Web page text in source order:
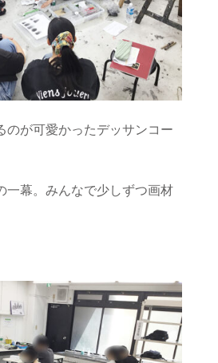
のが可愛かったデッサンコー
一幕。みんなで少しずつ画材